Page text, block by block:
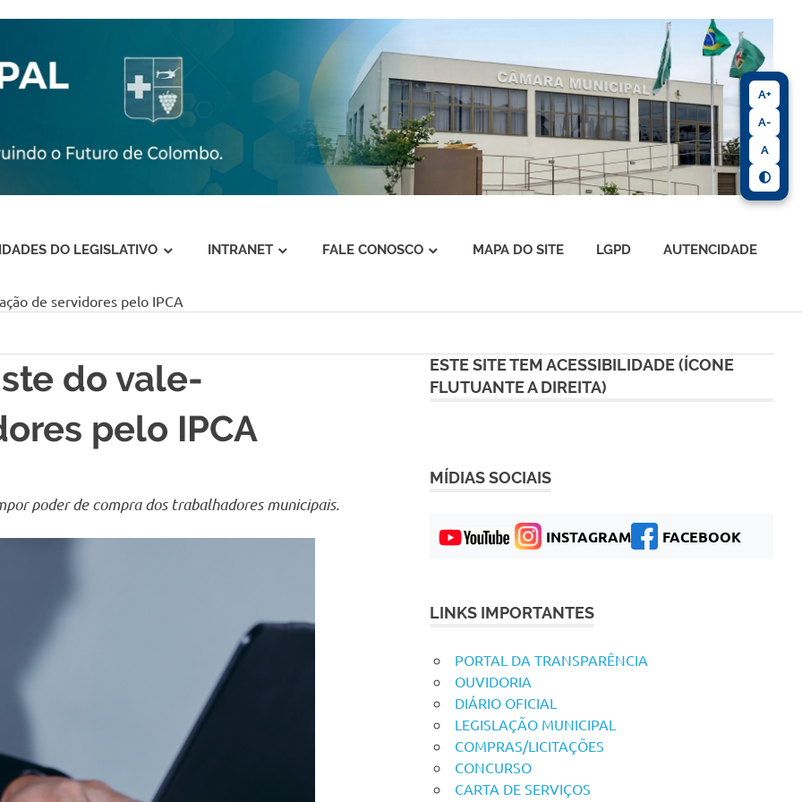
DO LEGISLATIVO INTRANET FALE CONOSCO MAPA DO SITE LGPD AUTENCIDADE
de servidores pelo IPCA
do vale-
pelo IPCA
poder de compra dos trabalhadores municipais.
ESTE SITE TEM ACESSIBILIDADE (ÍCONE
FLUTUANTE A DIREITA)
MÍDIAS SOCIAIS
INSTAGRAM FACEBOOK
LINKS IMPORTANTES
PORTAL DA TRANSPARÊNCIA
OUVIDORIA
DIÁRIO OFICIAL
LEGISLAÇÃO MUNICIPAL
COMPRAS/LICITAÇÕES
CONCURSO
CARTA DE SERVIÇOS
A+
A-
A